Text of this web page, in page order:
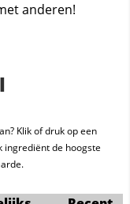
anderen!
Klik of druk op een
ingrediënt de hoogste